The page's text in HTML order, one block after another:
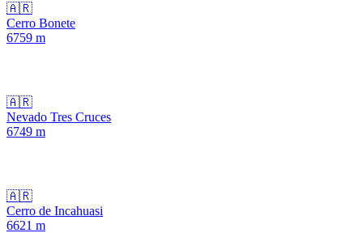
🇦🇷
Cerro Bonete
6759 m
🇦🇷
Nevado Tres Cruces
6749 m
🇦🇷
Cerro de Incahuasi
6621 m